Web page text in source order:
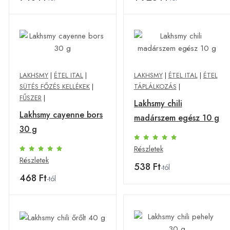
LAKHSMY | ÉTEL ITAL |
SÜTÉS FŐZÉS KELLÉKEK |
FŰSZER |
Lakhsmy cayenne bors
30 g
Részletek
468 Ft-tól
LAKHSMY| ÉTEL ITAL| ÉTEL
TÁPLÁLKOZÁS |
Lakhsmy chili
madárszem egész 10 g
Részletek
538 Ft-tól